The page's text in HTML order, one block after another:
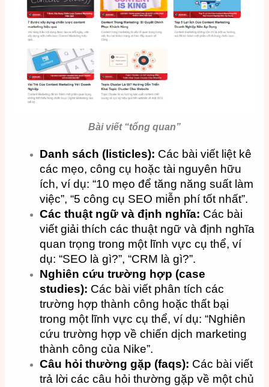
Bài viết “tổng quan”
Danh sách (listicles): Các bài viết liệt kê
các mẹo, công cụ hoặc tài nguyên hữu
ích, ví dụ: “10 mẹo để tăng năng suất làm
việc”, “5 công cụ SEO miễn phí tốt nhất”.
Các thuật ngữ và định nghĩa: Các bài
viết giải thích các thuật ngữ và định nghĩa
quan trọng trong một lĩnh vực cụ thể, ví
dụ: “SEO là gì?”, “CRM là gì?”.
Nghiên cứu trường hợp (case
studies): Các bài viết phân tích các
trường hợp thành công hoặc thất bại
trong một lĩnh vực cụ thể, ví dụ: “Nghiên
cứu trường hợp về chiến dịch marketing
thành công của Nike”.
Câu hỏi thường gặp (faqs): Các bài viết
trả lời các câu hỏi thường gặp về một chủ